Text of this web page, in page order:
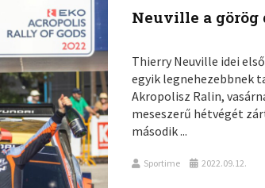
Neuville a görög
Thierry Neuville idei
egyik legnehezebbnek
Akropolisz Ralin,
meseszerű hétvégét
második ...
Sportime 2022.09.12.